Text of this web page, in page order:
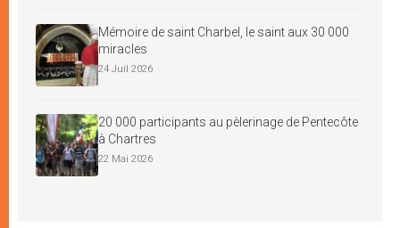
Mémoire de saint Charbel, le saint aux 30 000
miracles
24 Juil 2026
20 000 participants au pèlerinage de Pentecôte
à Chartres
22 Mai 2026